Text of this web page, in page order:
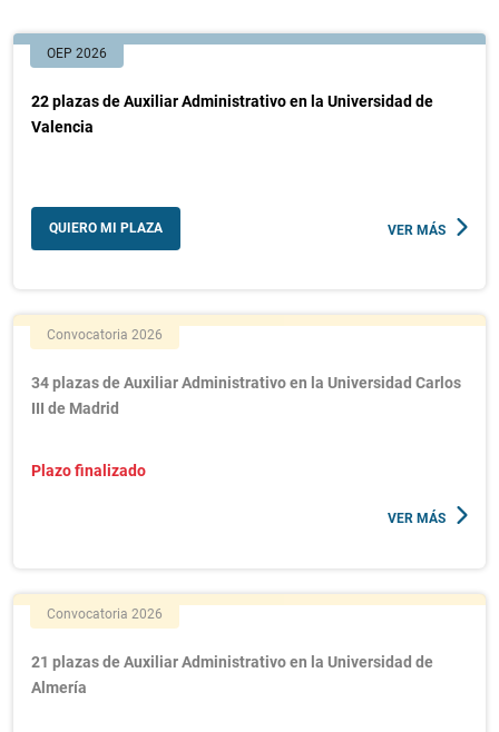
OEP 2026
22 plazas de Auxiliar Administrativo en la Universidad de
Valencia
QUIERO MI PLAZA VER MÁS
Convocatoria 2026
34 plazas de Auxiliar Administrativo en la Universidad Carlos
III de Madrid
Plazo finalizado
VER MÁS
Convocatoria 2026
21 plazas de Auxiliar Administrativo en la Universidad de
Almería